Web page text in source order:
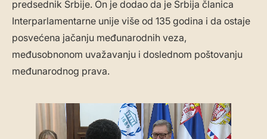
predsednik Srbije. On je dodao da je Srbija članica
Interparlamentarne unije više od 135 godina i da ostaje
posvećena jačanju međunarodnih veza,
međusobnonom uvažavanju i doslednom poštovanju
međunarodnog prava.